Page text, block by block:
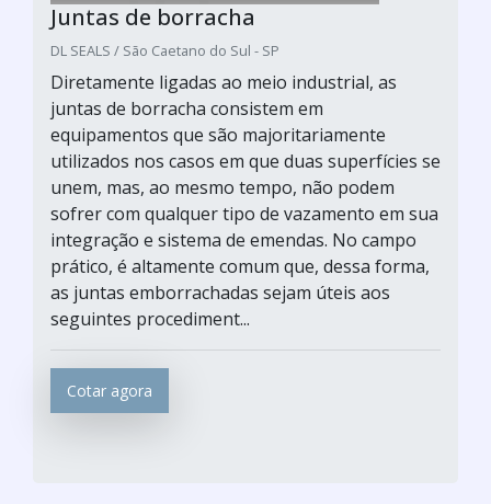
Juntas de borracha
DL SEALS / São Caetano do Sul - SP
Diretamente ligadas ao meio industrial, as
juntas de borracha consistem em
equipamentos que são majoritariamente
utilizados nos casos em que duas superfícies se
unem, mas, ao mesmo tempo, não podem
sofrer com qualquer tipo de vazamento em sua
integração e sistema de emendas. No campo
prático, é altamente comum que, dessa forma,
as juntas emborrachadas sejam úteis aos
seguintes procediment...
Cotar agora